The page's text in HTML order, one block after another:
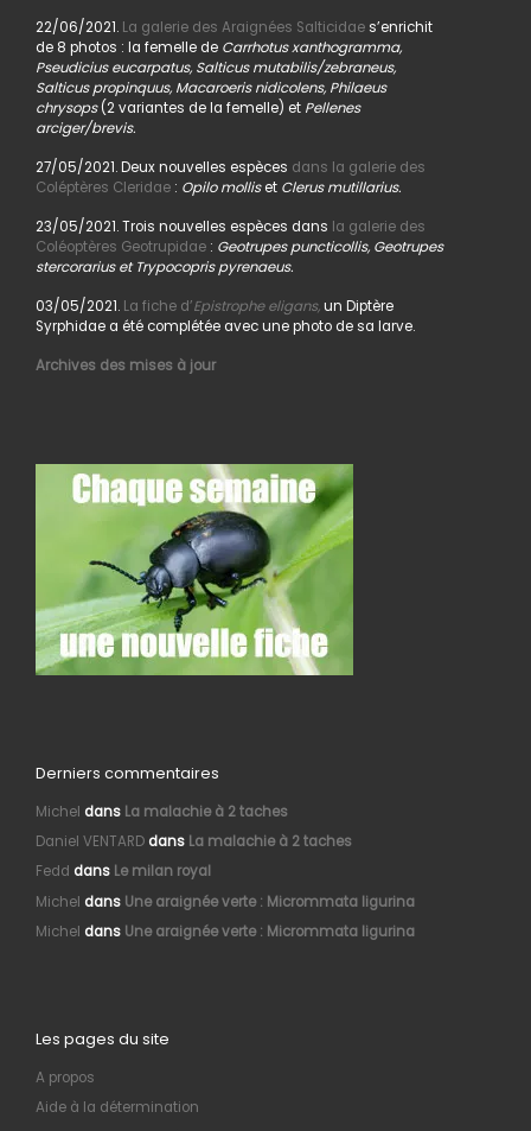
22/06/2021. La galerie des Araignées Salticidaes’enrichit
de 8 photos : la femelle de Carrhotus xanthogramma,
Pseudicius eucarpatus, Salticus mutabilis/zebraneus,
Salticus propinquus, Macaroeris nidicolens, Philaeus
chrysops(2 variantes de la femelle) et Pellenes
arciger/brevis.
27/05/2021. Deux nouvelles espèces dans la galerie des
Coléptères Cleridae: Opilo molliset Clerus mutillarius.
23/05/2021. Trois nouvelles espèces dans la galerie des
Coléoptères Geotrupidae: Geotrupes puncticollis, Geotrupes
stercorarius et Trypocopris pyrenaeus.
03/05/2021. La fiche d’Epistrophe eligans,un Diptère
Syrphidae a été complétée avec une photo de sa larve.
Archives des mises à jour
Derniers commentaires
Michel dans La malachie à 2 taches
Daniel VENTARDdans La malachie à 2 taches
Fedd dans Le milan royal
Michel dans Une araignée verte : Micrommata ligurina
Michel dans Une araignée verte : Micrommata ligurina
Les pages du site
A propos
Aide à la détermination